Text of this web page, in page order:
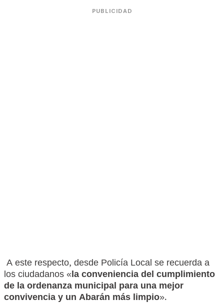
PUBLICIDAD
A este respecto, desde Policía Local se recuerda a
los ciudadanos «la conveniencia del cumplimiento
de la ordenanza municipal para una mejor
convivencia y un Abarán más limpio».